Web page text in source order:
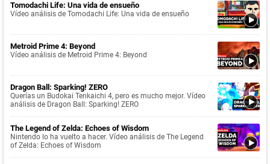
Tomodachi Life: Una vida de ensueño
Vídeo análisis de Tomodachi Life: Una vida de ensueño
Metroid Prime 4: Beyond
Vídeo análisis de Metroid Prime 4: Beyond
Dragon Ball: Sparking! ZERO
Querías un Budokai Tenkaichi 4, pero es mucho mejor. Vídeo
análisis de Dragon Ball: Sparking! ZERO
The Legend of Zelda: Echoes of Wisdom
Nintendo lo ha vuelto a hacer. Vídeo análisis de The Legend
of Zelda: Echoes of Wisdom